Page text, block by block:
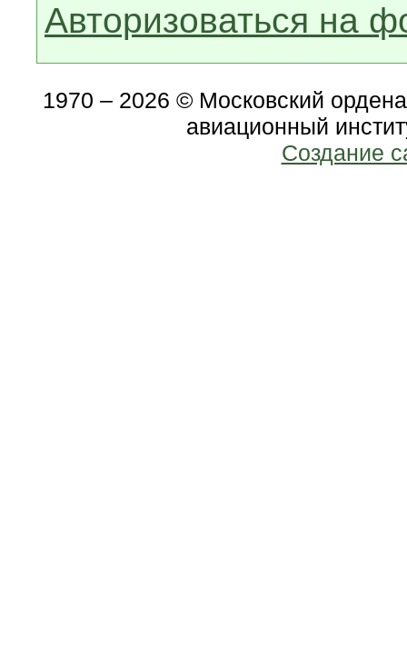
Авторизоваться на
1970 – 2026 © Московский
авиационный
Создание